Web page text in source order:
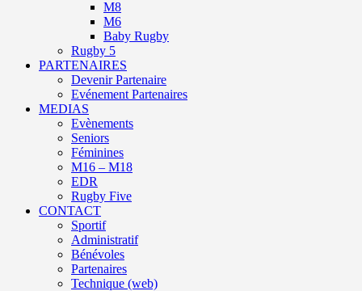
M8
M6
Baby Rugby
Rugby 5
PARTENAIRES
Devenir Partenaire
Evénement Partenaires
MEDIAS
Evènements
Seniors
Féminines
M16 – M18
EDR
Rugby Five
CONTACT
Sportif
Administratif
Bénévoles
Partenaires
Technique (web)